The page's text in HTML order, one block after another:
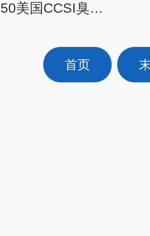
0550 - 0950美国CCSI臭氧测试箱
首页